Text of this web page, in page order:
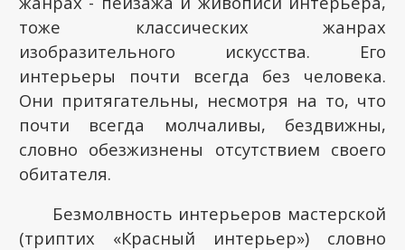
тоже классических жанрах
изобразительного искусства. Его
интерьеры почти всегда без человека.
Они притягательны, несмотря на то, что
почти всегда молчаливы, бездвижны,
словно обезжизнены отсутствием своего
обитателя.
Безмолвность интерьеров мастерской
(триптих «Красный интерьер») словно